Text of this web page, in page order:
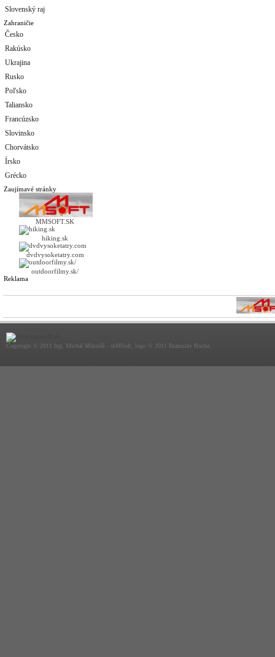
Slovenský raj
Zahraničie
Česko
Rakúsko
Ukrajina
Rusko
Poľsko
Taliansko
Francúzsko
Slovinsko
Chorvátsko
Írsko
Grécko
Zaujímavé stránky
MMSOFT.SK
hiking.sk
dvdvysoketatry.com
outdoorfilmy.sk/
Reklama
Copyright © 2011 Ing. Michal Mikuláš - mMSoft, logo © 2011 Branislav Bucha